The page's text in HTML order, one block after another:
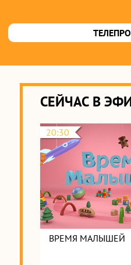
СЕЙЧАС В
20:30
ВРЕМЯ МАЛЫШЕЙ